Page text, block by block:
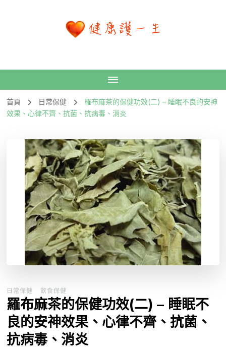
首頁 日常保健
羅布麻茶的保健功效(二) – 睡眠不良的安神
效果、心律不齊、抗菌、抗病毒、消炎
日常保健 飲食保健
羅布麻茶的保健功效(二) – 睡眠不
良的安神效果、心律不齊、抗菌、
抗病毒、消炎